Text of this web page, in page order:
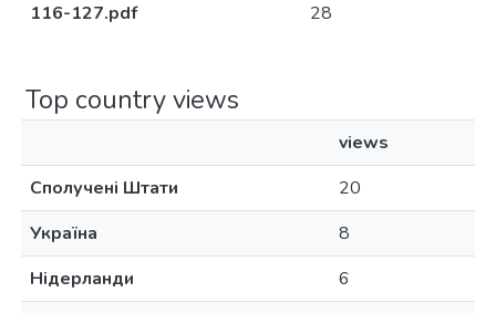
116-127.pdf
28
Top country views
views
Сполучені Штати
20
Україна
8
Нідерланди
6